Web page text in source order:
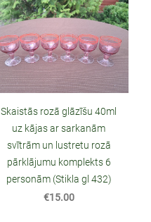
Skaistās rozā glāzīšu 40ml
uz kājas ar sarkanām
svītrām un lustretu rozā
pārklājumu komplekts 6
personām (Stikla gl 432)
€15.00